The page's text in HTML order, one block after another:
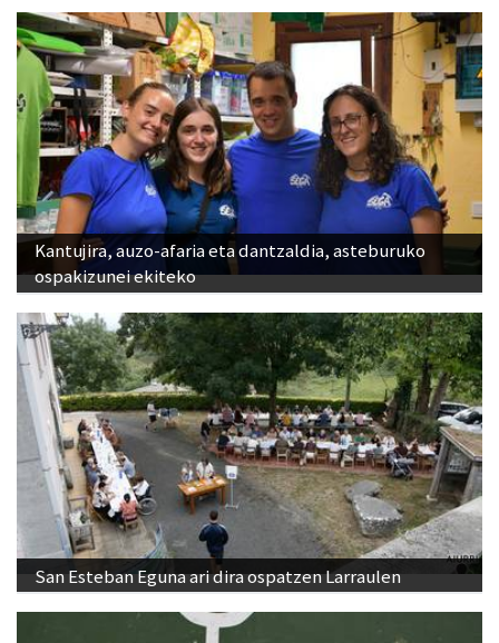
Kantujira, auzo-afaria eta dantzaldia, asteburuko
ospakizunei ekiteko
San Esteban Eguna ari dira ospatzen Larraulen